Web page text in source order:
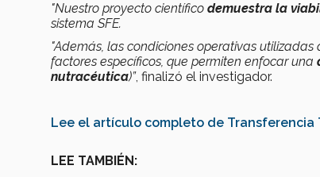
"Nuestro proyecto científico demuestra la
sistema SFE.
"Además, las condiciones operativas utilizadas
factores específicos, que permiten enfocar una
nutracéutica)”, finalizó el investigador.
Lee el artículo completo de
LEE TAMBIÉN: